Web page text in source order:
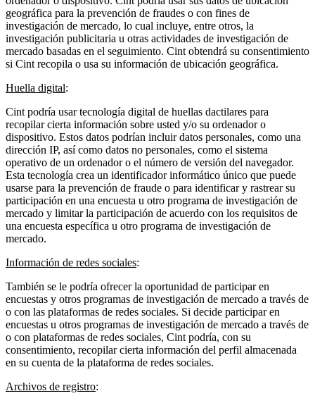
geográfica para la prevención de fraudes o con fines de
investigación de mercado, lo cual incluye, entre otros, la
investigación publicitaria u otras actividades de investigación de
mercado basadas en el seguimiento. Cint obtendrá su consentimiento
si Cint recopila o usa su información de ubicación geográfica.
Huella digital:
Cint podría usar tecnología digital de huellas dactilares para
recopilar cierta información sobre usted y/o su ordenador o
dispositivo. Estos datos podrían incluir datos personales, como una
dirección IP, así como datos no personales, como el sistema
operativo de un ordenador o el número de versión del navegador.
Esta tecnología crea un identificador informático único que puede
usarse para la prevención de fraude o para identificar y rastrear su
participación en una encuesta u otro programa de investigación de
mercado y limitar la participación de acuerdo con los requisitos de
una encuesta específica u otro programa de investigación de
mercado.
Información de redes sociales:
También se le podría ofrecer la oportunidad de participar en
encuestas y otros programas de investigación de mercado a través de
o con las plataformas de redes sociales. Si decide participar en
encuestas u otros programas de investigación de mercado a través de
o con plataformas de redes sociales, Cint podría, con su
consentimiento, recopilar cierta información del perfil almacenada
en su cuenta de la plataforma de redes sociales.
Archivos de registro: